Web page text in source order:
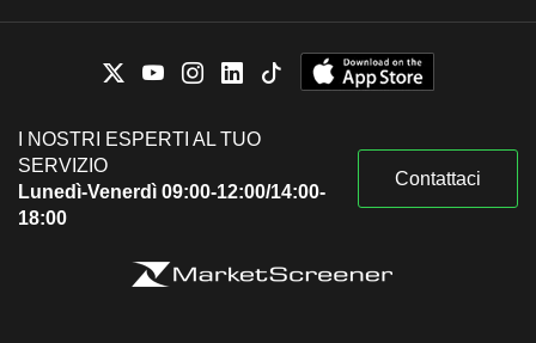
I NOSTRI ESPERTI AL TUO
SERVIZIO
Lunedì-Venerdì 09:00-12:00/14:00-
18:00
Contattaci